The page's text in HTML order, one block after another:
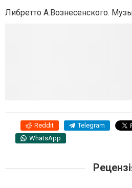
Либретто А.Вознесенского.
Reddit Telegram
WhatsApp